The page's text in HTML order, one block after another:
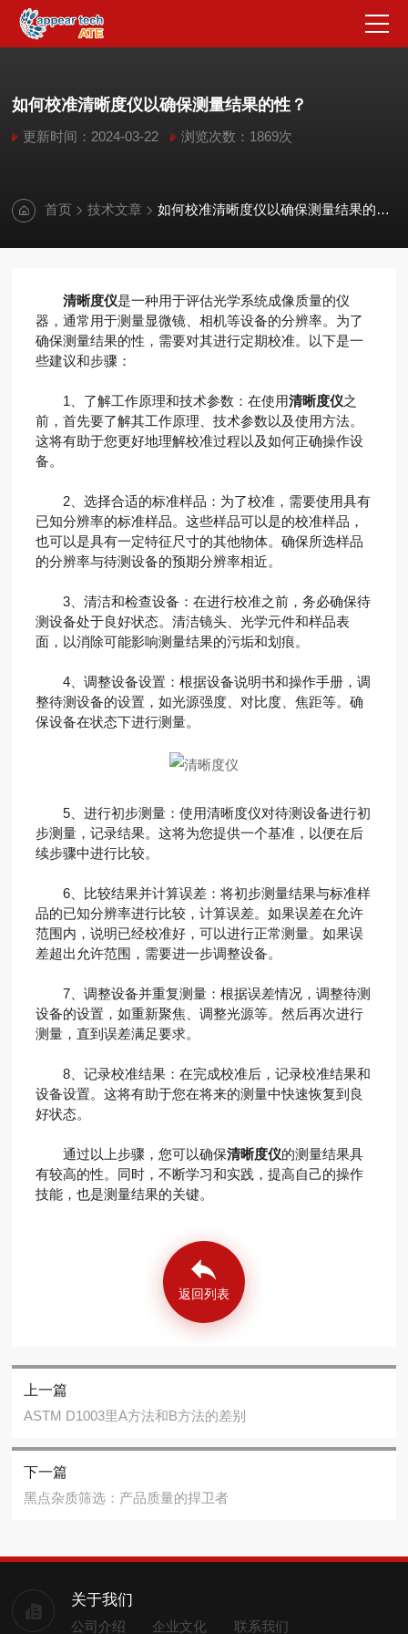
如何校准清晰度仪以确保测量结果的性？
更新时间：2024-03-22 浏览次数：1869次
首页 技术文章 如何校准清晰度仪以确保测量结果的性？
清晰度仪是一种用于评估光学系统成像质量的仪
器，通常用于测量显微镜、相机等设备的分辨率。为了
确保测量结果的性，需要对其进行定期校准。以下是一
些建议和步骤：
1、了解工作原理和技术参数：在使用清晰度仪之
前，首先要了解其工作原理、技术参数以及使用方法。
这将有助于您更好地理解校准过程以及如何正确操作设
备。
2、选择合适的标准样品：为了校准，需要使用具有
已知分辨率的标准样品。这些样品可以是的校准样品，
也可以是具有一定特征尺寸的其他物体。确保所选样品
的分辨率与待测设备的预期分辨率相近。
3、清洁和检查设备：在进行校准之前，务必确保待
测设备处于良好状态。清洁镜头、光学元件和样品表
面，以消除可能影响测量结果的污垢和划痕。
4、调整设备设置：根据设备说明书和操作手册，调
整待测设备的设置，如光源强度、对比度、焦距等。确
保设备在状态下进行测量。
5、进行初步测量：使用清晰度仪对待测设备进行初
步测量，记录结果。这将为您提供一个基准，以便在后
续步骤中进行比较。
6、比较结果并计算误差：将初步测量结果与标准样
品的已知分辨率进行比较，计算误差。如果误差在允许
范围内，说明已经校准好，可以进行正常测量。如果误
差超出允许范围，需要进一步调整设备。
7、调整设备并重复测量：根据误差情况，调整待测
设备的设置，如重新聚焦、调整光源等。然后再次进行
测量，直到误差满足要求。
8、记录校准结果：在完成校准后，记录校准结果和
设备设置。这将有助于您在将来的测量中快速恢复到良
好状态。
通过以上步骤，您可以确保清晰度仪的测量结果具
有较高的性。同时，不断学习和实践，提高自己的操作
技能，也是测量结果的关键。
返回列表
上一篇
ASTM D1003里A方法和B方法的差别
下一篇
黑点杂质筛选：产品质量的捍卫者
关于我们
公司介绍 企业文化 联系我们